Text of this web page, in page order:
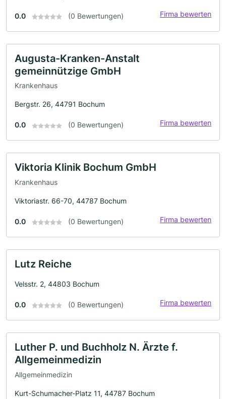
0.0 (0 Bewertungen) Firma bewerten
Augusta-Kranken-Anstalt
gemeinnützige GmbH
Krankenhaus
Bergstr. 26, 44791 Bochum
0.0 (0 Bewertungen) Firma bewerten
Viktoria Klinik Bochum GmbH
Krankenhaus
Viktoriastr. 66-70, 44787 Bochum
0.0 (0 Bewertungen) Firma bewerten
Lutz Reiche
Velsstr. 2, 44803 Bochum
0.0 (0 Bewertungen) Firma bewerten
Luther P. und Buchholz N. Ärzte f.
Allgemeinmedizin
Allgemeinmedizin
Kurt-Schumacher-Platz 11, 44787 Bochum